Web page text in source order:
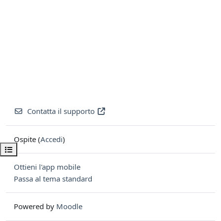
Apri indice del corso
Contatta il supporto
Ospite (Accedi)
Ottieni l'app mobile
Passa al tema standard
Powered by Moodle